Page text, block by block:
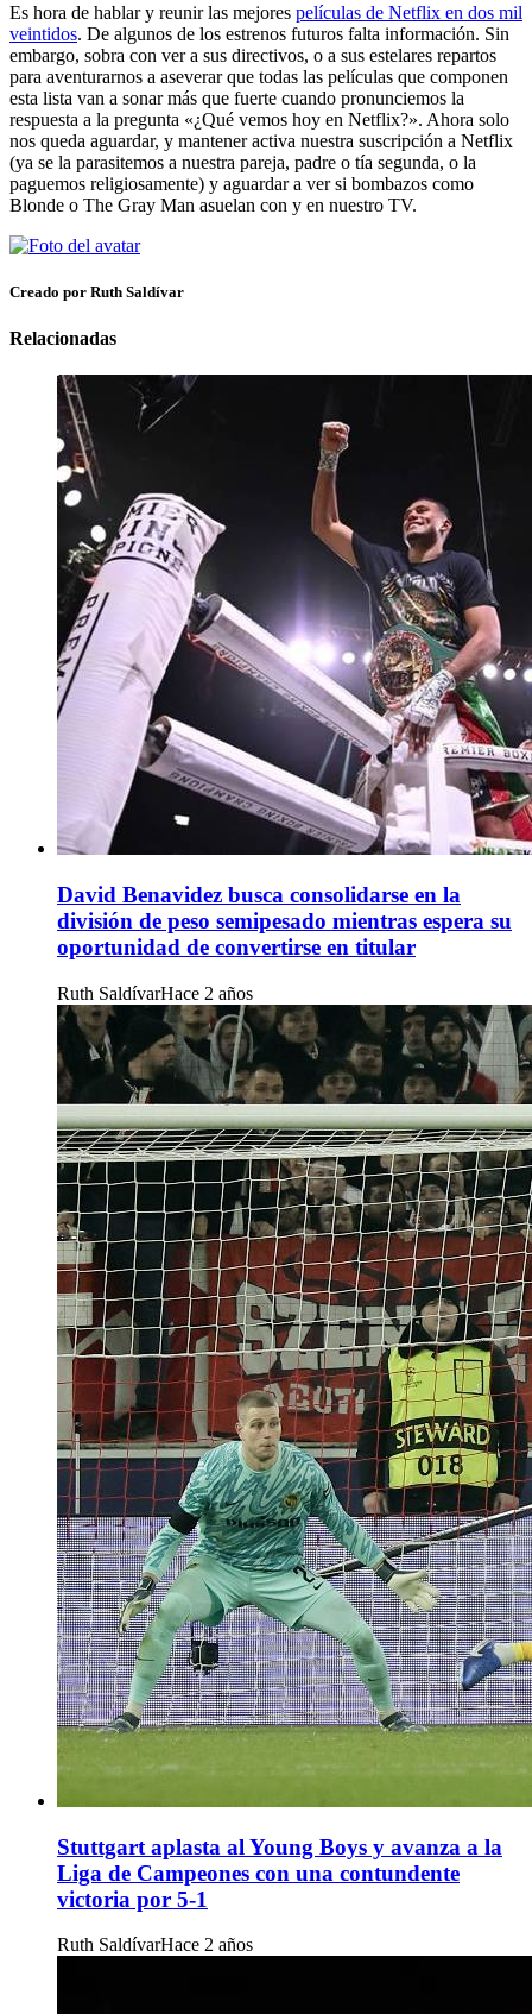
Es hora de hablar y reunir las mejores películas de Netflix en dos mil
veintidos. De algunos de los estrenos futuros falta información. Sin
embargo, sobra con ver a sus directivos, o a sus estelares repartos
para aventurarnos a aseverar que todas las películas que componen
esta lista van a sonar más que fuerte cuando pronunciemos la
respuesta a la pregunta «¿Qué vemos hoy en Netflix?». Ahora solo
nos queda aguardar, y mantener activa nuestra suscripción a Netflix
(ya se la parasitemos a nuestra pareja, padre o tía segunda, o la
paguemos religiosamente) y aguardar a ver si bombazos como
Blonde o The Gray Man asuelan con y en nuestro TV.
Creado por Ruth Saldívar
Relacionadas
David Benavidez busca consolidarse en la
división de peso semipesado mientras espera su
oportunidad de convertirse en titular
Ruth SaldívarHace 2 años
Stuttgart aplasta al Young Boys y avanza a la
Liga de Campeones con una contundente
victoria por 5-1
Ruth SaldívarHace 2 años